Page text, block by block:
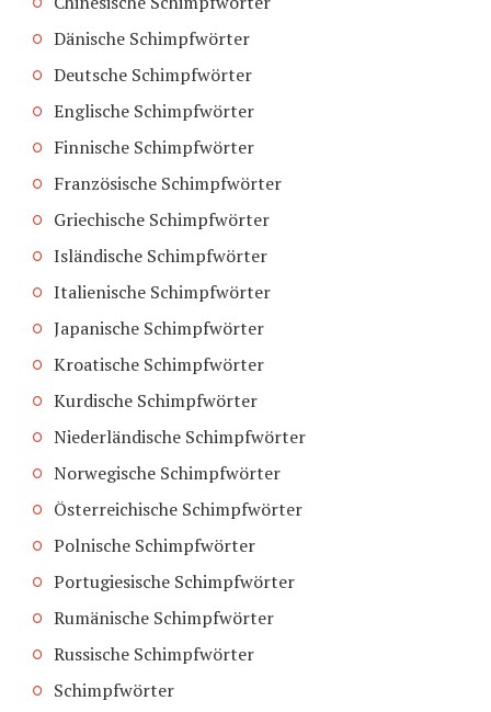
Dänische Schimpfwörter
Deutsche Schimpfwörter
Englische Schimpfwörter
Finnische Schimpfwörter
Französische Schimpfwörter
Griechische Schimpfwörter
Isländische Schimpfwörter
Italienische Schimpfwörter
Japanische Schimpfwörter
Kroatische Schimpfwörter
Kurdische Schimpfwörter
Niederländische Schimpfwörter
Norwegische Schimpfwörter
Österreichische Schimpfwörter
Polnische Schimpfwörter
Portugiesische Schimpfwörter
Rumänische Schimpfwörter
Russische Schimpfwörter
Schimpfwörter